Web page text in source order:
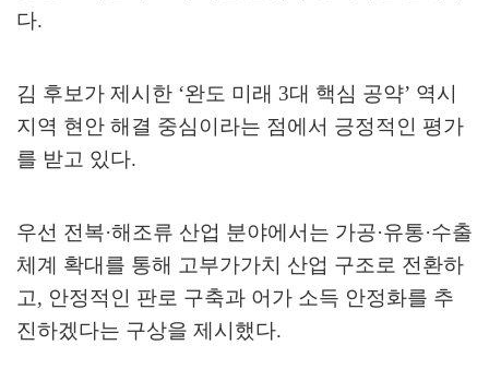
다.
김 후보가 제시한 ‘완도 미래 3대 핵심 공약’ 역시
지역 현안 해결 중심이라는 점에서 긍정적인 평가
를 받고 있다.
우선 전복·해조류 산업 분야에서는 가공·유통·수출
체계 확대를 통해 고부가가치 산업 구조로 전환하
고, 안정적인 판로 구축과 어가 소득 안정화를 추
진하겠다는 구상을 제시했다.